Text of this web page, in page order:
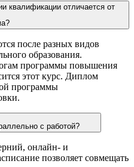
квалификации отличается от
после разных видов
образования.
программы повышения
этот курс. Диплом
программы
с работой?
онлайн- и
позволяет совмещать